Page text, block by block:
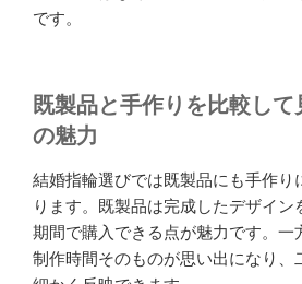
です。
既製品と手作りを比較し
の魅力
結婚指輪選びでは既製品にも手作り
ります。既製品は完成したデザイン
期間で購入できる点が魅力です。一
制作時間そのものが思い出になり、